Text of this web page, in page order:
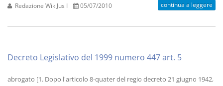
Redazione WikiJus I 05/07/2010 continua a leggere
Decreto Legislativo del 1999 numero 447 art. 5
abrogato [1. Dopo l'articolo 8-quater del regio decreto 21 giugno 1942,